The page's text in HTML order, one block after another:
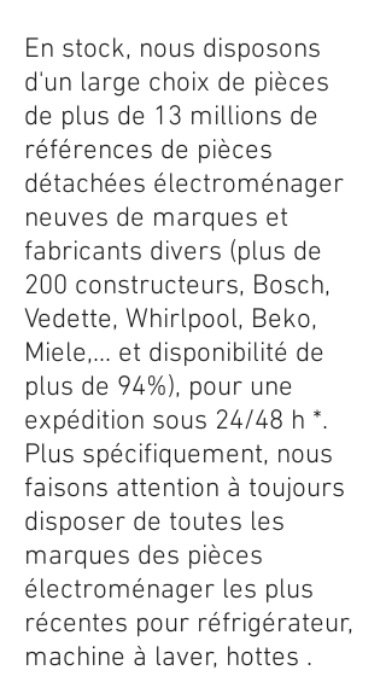
En stock, nous disposons
d'un large choix de pièces
de plus de 13 millions de
références de pièces
détachées électroménager
neuves de marques et
fabricants divers (plus de
200 constructeurs, Bosch,
Vedette, Whirlpool, Beko,
Miele,... et disponibilité de
plus de 94%), pour une
expédition sous 24/48 h *.
Plus spécifiquement, nous
faisons attention à toujours
disposer de toutes les
marques des pièces
électroménager les plus
récentes pour réfrigérateur,
machine à laver, hottes .